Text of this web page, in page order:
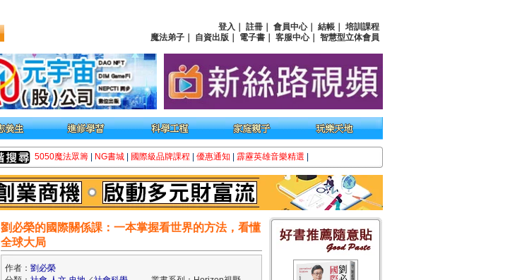
登入 註冊 會員中心｜ 結帳
培訓課程
魔法弟子
自資出版 電子書 客服中心｜ 智慧型立体會員
5050魔法眾籌 NG書城 國際級品牌課程 優惠通知 霹靂英雄音樂精選
劉必榮的國際關係課：一本掌握看世界的方法，看懂
全球大局
作者： 劉必榮